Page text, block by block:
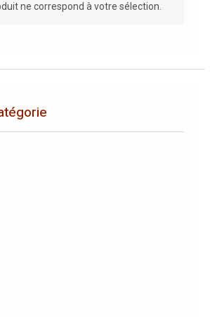
ne correspond à votre sélection.